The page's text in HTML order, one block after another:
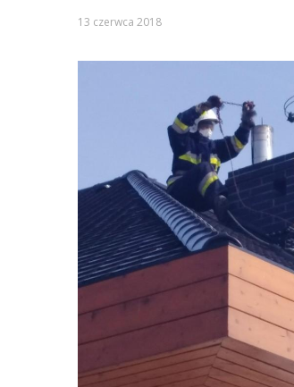
13 czerwca 2018